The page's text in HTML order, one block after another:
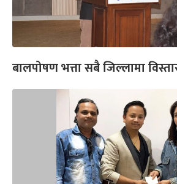
बालपोषण भत्ता सबै जिल्लामा